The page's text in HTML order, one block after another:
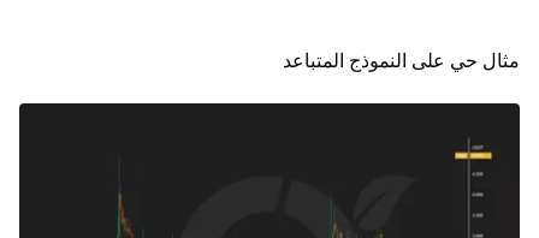
مثال حي على النموذج المتباعد